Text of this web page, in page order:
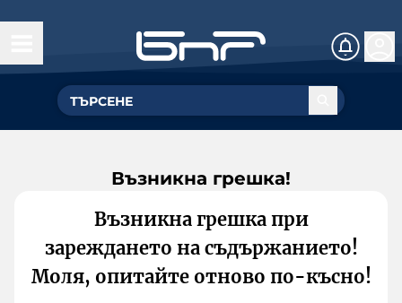
Възникна грешка!
Възникна грешка при
зареждането на съдържанието!
Моля, опитайте отново по-късно!